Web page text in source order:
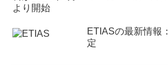
ETIASの最新情報
定